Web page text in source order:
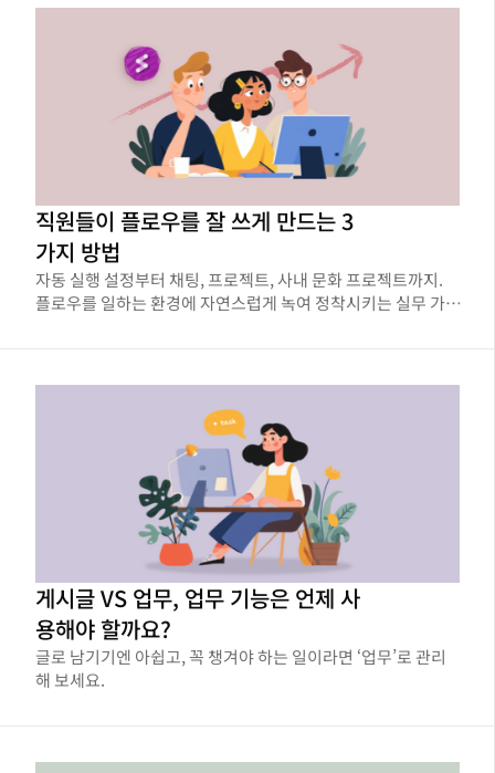
직원들이 플로우를 잘 쓰게 만드는 3
가지 방법
자동 실행 설정부터 채팅, 프로젝트, 사내 문화 프로젝트까지.
플로우를 일하는 환경에 자연스럽게 녹여 정착시키는 실무 가
게시글 VS 업무, 업무 기능은 언제 사
용해야 할까요?
글로 남기기엔 아쉽고, 꼭 챙겨야 하는 일이라면 ‘업무’로 관리
해 보세요.